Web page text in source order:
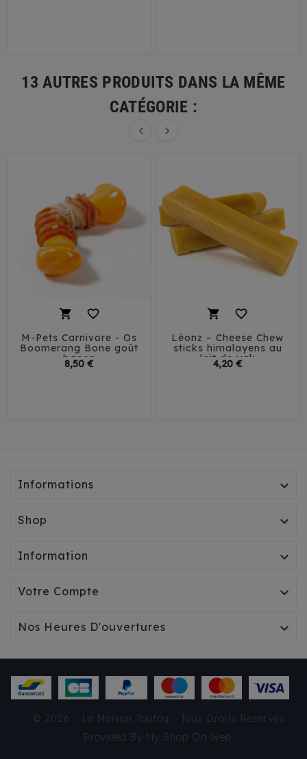
13 AUTRES PRODUITS DANS LA MÊME
CATÉGORIE :
 
 
M-Pets Carnivore - Os
Boomerang Bone goût
bacon
8,50 €
 
Léonz – Cheese Chew
sticks himalayens au
lait de yak
4,20 €Prix
CHAUSSURE EN PEAU DE
3,42 €
Informations 
Shop 
Information 
Votre Compte 
Nos Heures D'ouvertures 
© 2026 - La Maison Toutou - Tous Droits Réservés
Provided By My Shop On Web